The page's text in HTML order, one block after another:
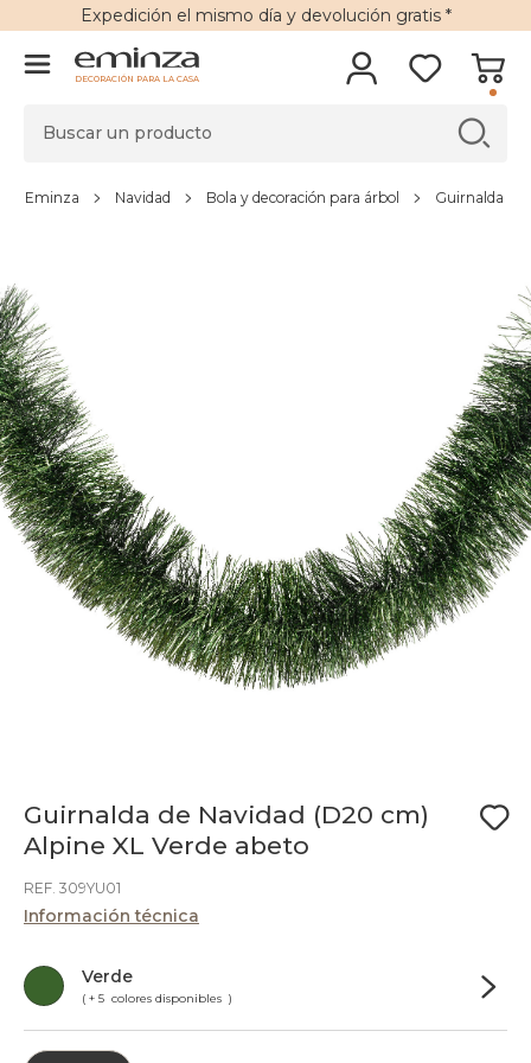
Expedición el mismo día y devolución gratis*
DECORACIÓN PARA LA CASA
Eminza Navidad Bola y decoración para árbol Guirnalda
Guirnalda de Navidad (D20 cm)
Alpine XL Verde abeto
REF. 309YU01
Información técnica
Verde
( + 5 colores disponibles )